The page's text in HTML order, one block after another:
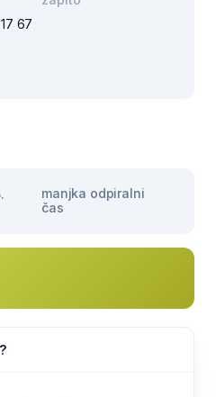
67
manjka odpiralni
čas